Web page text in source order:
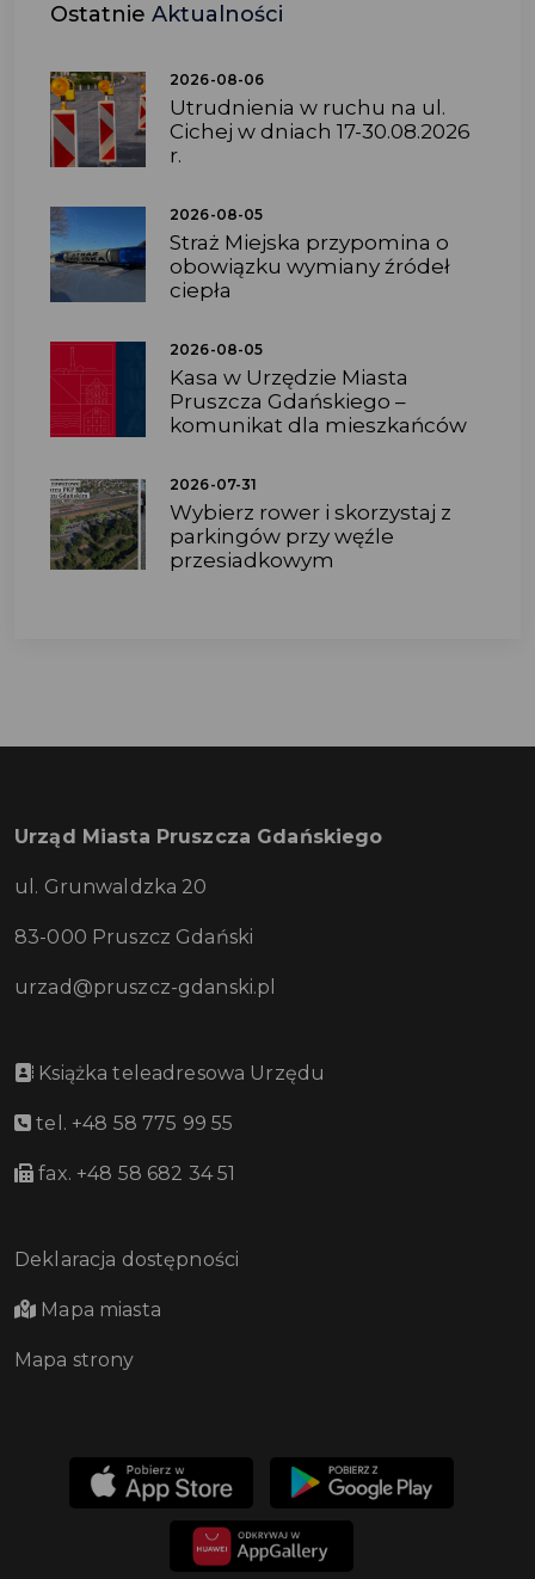
Ostatnie Aktualności
2026-08-06
Utrudnienia w ruchu na ul.
Cichej w dniach 17-30.08.2026
r.
2026-08-05
Straż Miejska przypomina o
obowiązku wymiany źródeł
ciepła
2026-08-05
Kasa w Urzędzie Miasta
Pruszcza Gdańskiego –
komunikat dla mieszkańców
2026-07-31
Wybierz rower i skorzystaj z
parkingów przy węźle
przesiadkowym
Urząd Miasta Pruszcza Gdańskiego
ul. Grunwaldzka 20
83-000 Pruszcz Gdański
urzad@pruszcz-gdanski.pl
Książka teleadresowa Urzędu
tel. +48 58 775 99 55
fax. +48 58 682 34 51
Deklaracja dostępności
Mapa miasta
Mapa strony